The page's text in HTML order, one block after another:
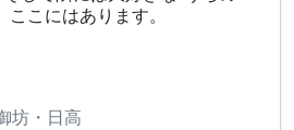
こにはあります。
坊・日高